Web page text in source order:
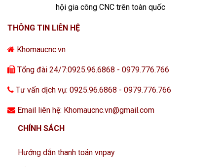
hội gia công CNC trên toàn quốc
THÔNG TIN LIÊN HỆ
Khomaucnc.vn
Tổng đài 24/7:0925.96.6868 - 0979.776.766
Tư vấn dịch vụ: 0925.96.6868 - 0979.776.766
Email liên hệ: Khomaucnc.vn@gmail.com
CHÍNH SÁCH
Hướng dẫn thanh toán vnpay